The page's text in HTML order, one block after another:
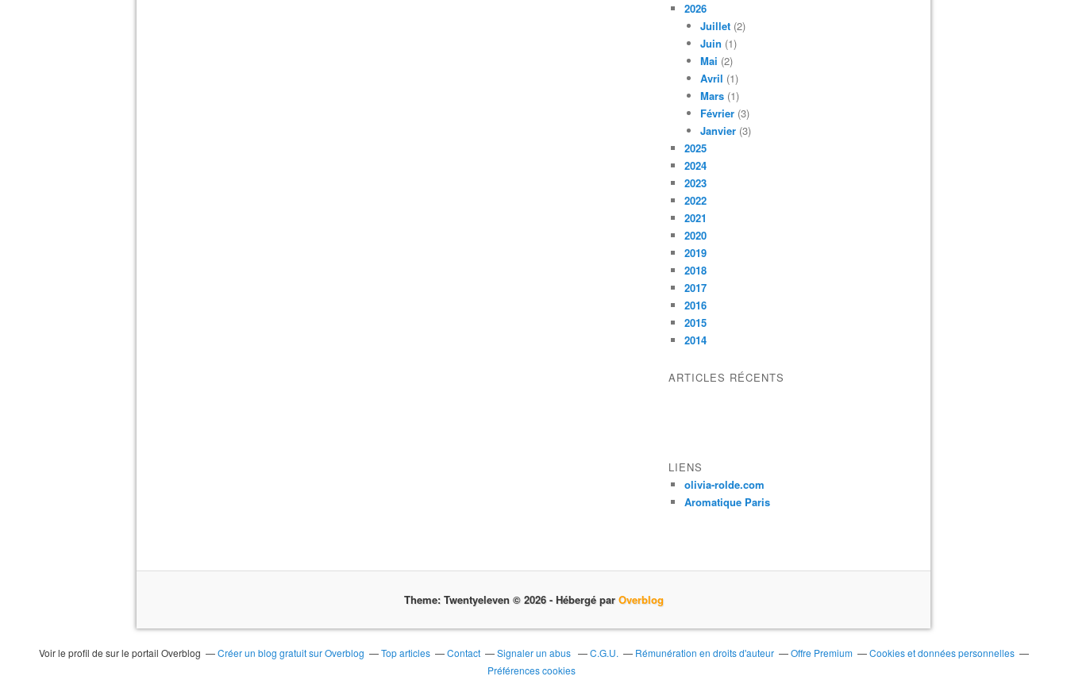
2026
Juillet (2)
Juin (1)
Mai (2)
Avril (1)
Mars (1)
Février (3)
Janvier (3)
2025
2024
2023
2022
2021
2020
2019
2018
2017
2016
2015
2014
ARTICLES RÉCENTS
LIENS
olivia-rolde.com
Aromatique Paris
Theme: Twentyeleven © 2026 - Hébergé par Overblog
Voir le profil de sur le portail Overblog Créer un blog gratuit sur Overblog Top articles Contact Signaler un abus C.G.U. Rémunération en droits d'auteur Offre Premium
Cookies et données personnelles
Préférences cookies